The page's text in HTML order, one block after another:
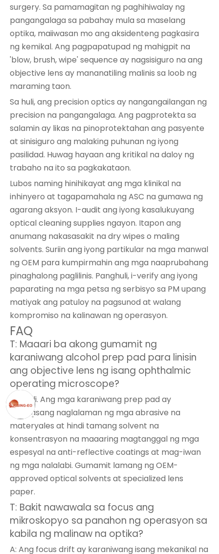
surgery. Sa pamamagitan ng paghihiwalay ng
pangangalaga sa pabahay mula sa maselang
optika, maiiwasan mo ang aksidenteng pagkasira
ng kemikal. Ang pagpapatupad ng mahigpit na
'blow, brush, wipe' sequence ay nagsisiguro na ang
objective lens ay mananatiling malinis sa loob ng
maraming taon.
Sa huli, ang precision optics ay nangangailangan ng
precision na pangangalaga. Ang pagprotekta sa
salamin ay likas na pinoprotektahan ang pasyente
at sinisiguro ang malaking puhunan ng iyong
pasilidad. Huwag hayaan ang kritikal na daloy ng
trabaho na ito sa pagkakataon.
Lubos naming hinihikayat ang mga klinikal na
inhinyero at tagapamahala ng ASC na gumawa ng
agarang aksyon. I-audit ang iyong kasalukuyang
optical cleaning supplies ngayon. Itapon ang
anumang nakasasakit na dry wipes o maling
solvents. Suriin ang iyong partikular na mga manwal
ng OEM para kumpirmahin ang mga naaprubahang
pinaghalong paglilinis. Panghuli, i-verify ang iyong
paparating na mga petsa ng serbisyo sa PM upang
matiyak ang patuloy na pagsunod at walang
kompromiso na kalinawan ng operasyon.
FAQ
T: Maaari ba akong gumamit ng
karaniwang alcohol prep pad para linisin
ang objective lens ng isang ophthalmic
operating microscope?
A: Hindi. Ang mga karaniwang prep pad ay
kadalasang naglalaman ng mga abrasive na
materyales at hindi tamang solvent na
konsentrasyon na maaaring magtanggal ng mga
espesyal na anti-reflective coatings at mag-iwan
ng mga nalalabi. Gumamit lamang ng OEM-
approved optical solvents at specialized lens
paper.
T: Bakit nawawala sa focus ang
mikroskopyo sa panahon ng operasyon sa
kabila ng malinaw na optika?
A: Ang focus drift ay karaniwang isang mekanikal na